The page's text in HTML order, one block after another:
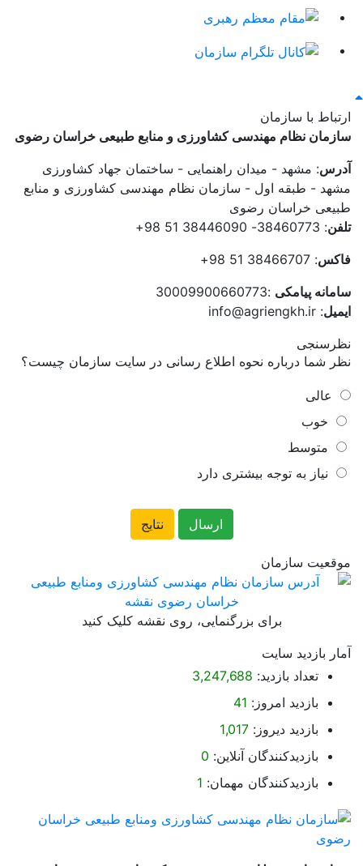
ارتباط با سازمان
سازمان نظام مهندسی کشاورزی و منابع طبیعی خراسان رضوی
آدرس: مشهد - میدان راهنمایی - ساختمان جهاد کشاورزی
مشهد - طبقه اول - سازمان نظام مهندسی کشاورزی و منابع
طبیعی خراسان رضوی
تلفن: 38460773- 38446090 51 98+
فاکس: 38466707 51 98+
سامانه پیامکی :30009900660773
ایمیل: info@agriengkh.ir
نظرسنجی
نظر شما درباره نحوه اطلاع رسانی در سایت سازمان چیست؟
عالی
خوب
متوسط
نیاز به توجه بیشتری دارد
موقعیت سازمان
برای بزرگنمایی، روی نقشه کلیک کنید
آمار بازدید سایت
تعداد بازدید: 3,247,688
بازدید امروز:
بازدید دیروز:
بازدیدکنندگان آنلاین:
بازدیدکنندگان مهمان: